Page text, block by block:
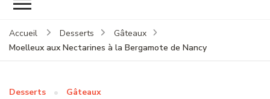
Accueil Desserts
Gâteaux
Moelleux aux Nectarines à la Bergamote de Nancy
Desserts Gâteaux